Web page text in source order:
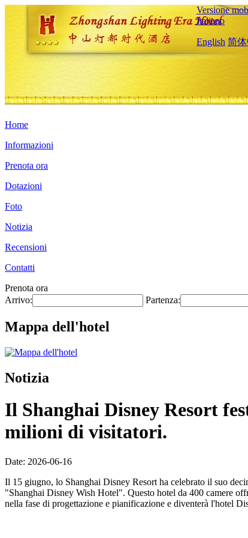
Versione
Italiano
English 简
Home
Informazioni
Prenota ora
Dotazioni
Foto
Notizia
Recensioni
Contatti
Prenota ora
Arrivo:
Partenza:
Mappa dell'hotel
Notizia
Il Shanghai Disney Resort
milioni di visitatori.
Date: 2026-06-16
Il 15 giugno, lo Shanghai Disney Resort ha celebrato il suo
"Shanghai Disney Wish Hotel". Questo hotel da 400 camere
nella fase di progettazione e pianificazione e diventerà l'hotel